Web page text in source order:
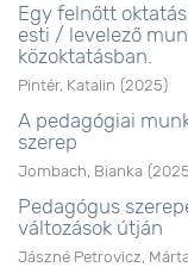
Egy felnőtt
esti / levelező
közoktatásban.
Pintér, Katalin (2025)
A pedagógiai
szerep
Jombach, Bianka (2025
Pedagógus
változások útján
Jászné Petrovicz,